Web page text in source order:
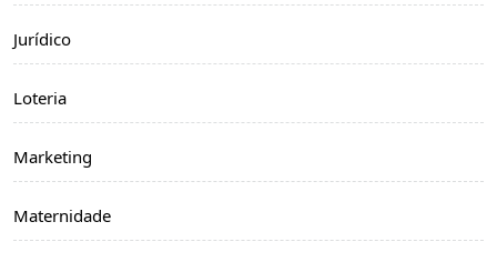
Jurídico
Loteria
Marketing
Maternidade